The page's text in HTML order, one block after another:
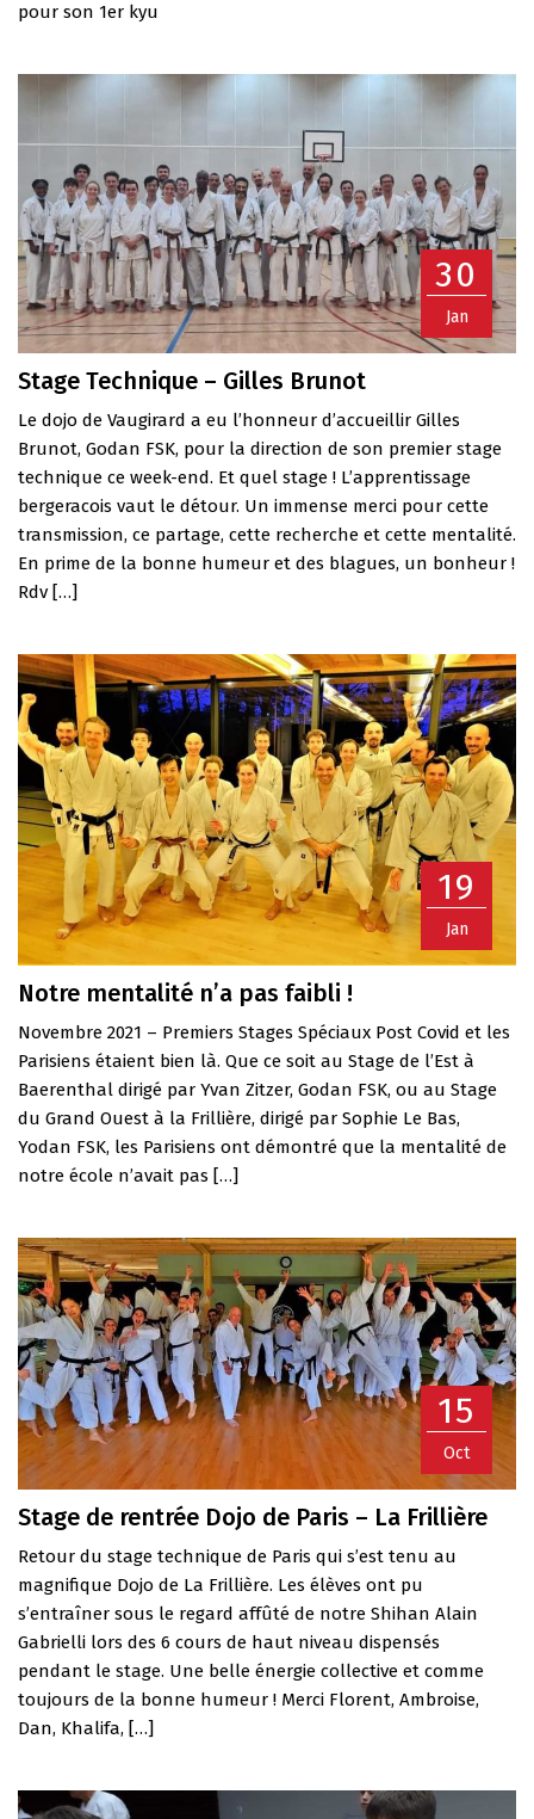
pour son 1er kyu
30
Jan
Stage Technique – Gilles Brunot
Le dojo de Vaugirard a eu l’honneur d’accueillir Gilles
Brunot, Godan FSK, pour la direction de son premier stage
technique ce week-end. Et quel stage ! L’apprentissage
bergeracois vaut le détour. Un immense merci pour cette
transmission, ce partage, cette recherche et cette mentalité.
En prime de la bonne humeur et des blagues, un bonheur !
Rdv […]
19
Jan
Notre mentalité n’a pas faibli !
Novembre 2021 – Premiers Stages Spéciaux Post Covid et les
Parisiens étaient bien là. Que ce soit au Stage de l’Est à
Baerenthal dirigé par Yvan Zitzer, Godan FSK, ou au Stage
du Grand Ouest à la Frillière, dirigé par Sophie Le Bas,
Yodan FSK, les Parisiens ont démontré que la mentalité de
notre école n’avait pas […]
15
Oct
Stage de rentrée Dojo de Paris – La Frillière
Retour du stage technique de Paris qui s’est tenu au
magnifique Dojo de La Frillière. Les élèves ont pu
s’entraîner sous le regard affûté de notre Shihan Alain
Gabrielli lors des 6 cours de haut niveau dispensés
pendant le stage. Une belle énergie collective et comme
toujours de la bonne humeur ! Merci Florent, Ambroise,
Dan, Khalifa, […]